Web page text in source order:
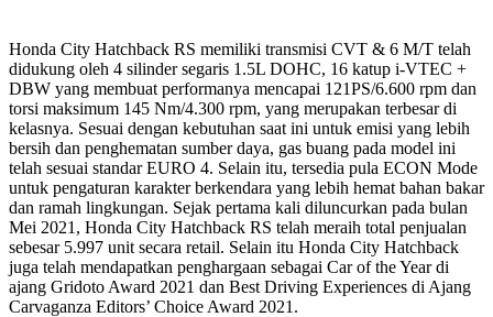
Honda City Hatchback RS memiliki transmisi CVT & 6 M/T telah
didukung oleh 4 silinder segaris 1.5L DOHC, 16 katup i-VTEC +
DBW yang membuat performanya mencapai 121PS/6.600 rpm dan
torsi maksimum 145 Nm/4.300 rpm, yang merupakan terbesar di
kelasnya. Sesuai dengan kebutuhan saat ini untuk emisi yang lebih
bersih dan penghematan sumber daya, gas buang pada model ini
telah sesuai standar EURO 4. Selain itu, tersedia pula ECON Mode
untuk pengaturan karakter berkendara yang lebih hemat bahan bakar
dan ramah lingkungan. Sejak pertama kali diluncurkan pada bulan
Mei 2021, Honda City Hatchback RS telah meraih total penjualan
sebesar 5.997 unit secara retail. Selain itu Honda City Hatchback
juga telah mendapatkan penghargaan sebagai Car of the Year di
ajang Gridoto Award 2021 dan Best Driving Experiences di Ajang
Carvaganza Editors’ Choice Award 2021.